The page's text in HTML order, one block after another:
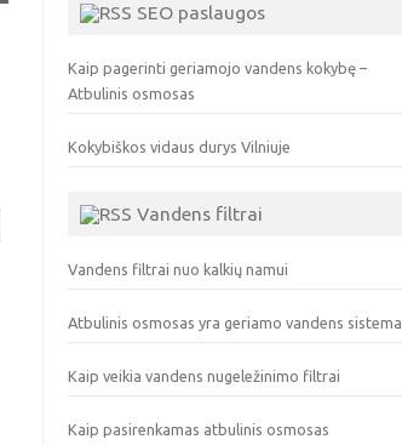
SEO paslaugos
Kaip pagerinti geriamojo vandens kokybę –
Atbulinis osmosas
Kokybiškos vidaus durys Vilniuje
Vandens filtrai
Vandens filtrai nuo kalkių namui
Atbulinis osmosas yra geriamo vandens sistema
Kaip veikia vandens nugeležinimo filtrai
Kaip pasirenkamas atbulinis osmosas